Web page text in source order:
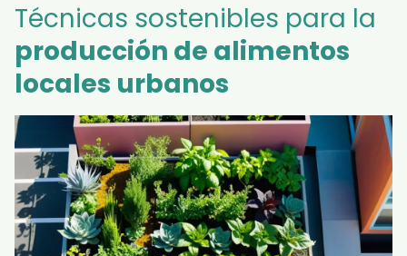
Técnicas sostenibles para la
producción de alimentos
locales urbanos